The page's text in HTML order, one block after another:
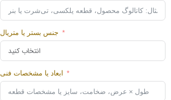
20-3- SEO
21-1- Advertising on
Google
جنس بستر یا متریال
ابعاد یا مشخصات فنی